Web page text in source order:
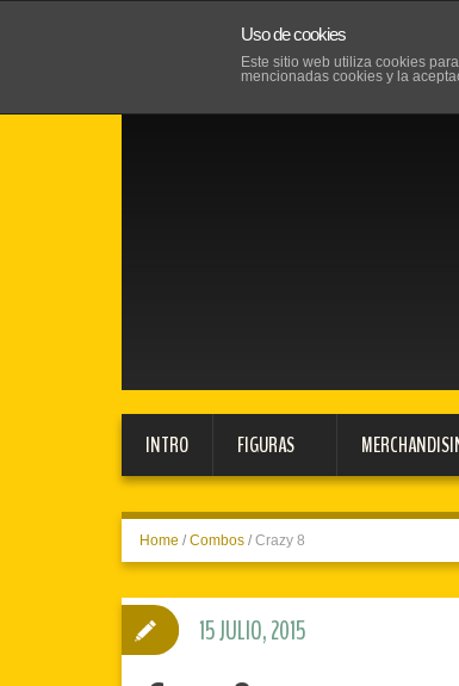
INTRO FIGURAS
Home / Combos / Crazy 8
15 JULIO, 2015
Uso de cookies
Este sitio web utiliza cookies
mencionadas cookies y la